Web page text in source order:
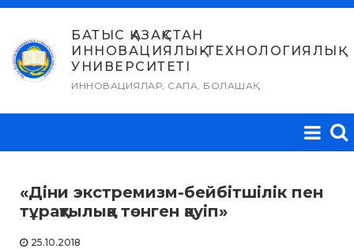
Skip
content
БАТЫС ҚАЗАҚСТАН
ИННОВАЦИЯЛЫҚ-ТЕХНОЛОГИЯЛЫҚ
УНИВЕРСИТЕТІ
ИННОВАЦИЯЛАР, САПА, БОЛАШАҚ
«Діни экстремизм-бейбітшілік пен
тұрақтылыққа төнген қауіп»
25.10.2018